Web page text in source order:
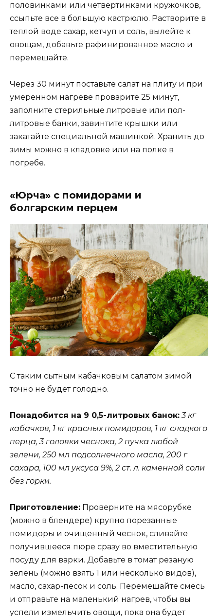
половинками или четвертинками кружочков,
ссыпьте все в большую кастрюлю. Растворите в
теплой воде сахар, кетчуп и соль, вылейте к
овощам, добавьте рафинированное масло и
перемешайте.
Через 30 минут поставьте салат на плиту и при
умеренном нагреве проварите 25 минут,
заполните стерильные литровые или пол-
литровые банки, завинтите крышки или
закатайте специальной машинкой. Хранить до
зимы можно в кладовке или на полке в
погребе.
«Юрча» с помидорами и
болгарским перцем
С таким сытным кабачковым салатом зимой
точно не будет голодно.
Понадобится на 9 0,5-литровых банок: 3 кг
кабачков, 1 кг красных помидоров, 1 кг сладкого
перца, 3 головки чеснока, 2 пучка любой
зелени, 250 мл подсолнечного масла, 200 г
сахара, 100 мл уксуса 9%, 2 ст. л. каменной соли
без горки.
Приготовление: Проверните на мясорубке
(можно в блендере) крупно порезанные
помидоры и очищенный чеснок, сливайте
получившееся пюре сразу во вместительную
посуду для варки. Добавьте в томат резаную
зелень (можно взять 1 или несколько видов),
масло, сахар-песок и соль. Перемешайте смесь
и отправьте на маленький нагрев, чтобы вы
успели измельчить овощи, пока она будет